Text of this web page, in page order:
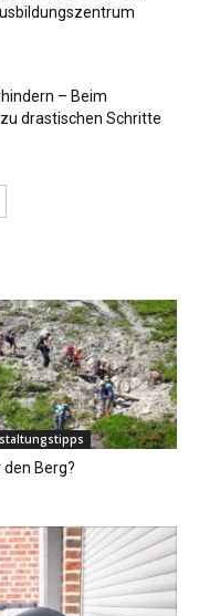
– Beim
drastischen Schritte
den Berg?